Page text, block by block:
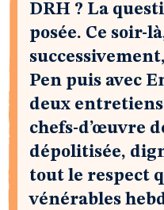
DRH ? La
posée. Ce soir-
Pen puis avec
deux
chefs-d’œuvre
dépolitisée,
tout le respect
vénérables